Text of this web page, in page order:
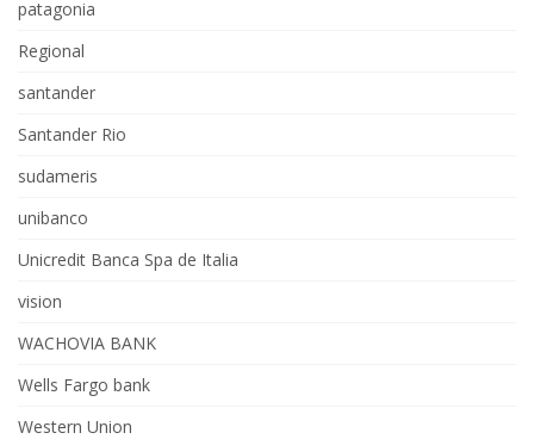
patagonia
Regional
santander
Santander Rio
sudameris
unibanco
Unicredit Banca Spa de Italia
vision
WACHOVIA BANK
Wells Fargo bank
Western Union